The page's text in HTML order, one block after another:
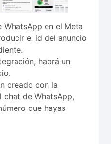
WhatsApp en el Meta
el id del anuncio
habrá un
creado con la
chat de WhatsApp,
que hayas